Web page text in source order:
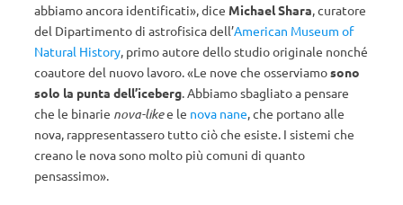
abbiamo ancora identificati», dice Michael Shara, curatore
del Dipartimento di astrofisica dell’American Museum of
Natural History, primo autore dello studio originale nonché
coautore del nuovo lavoro. «Le nove che osserviamosono
solo la punta dell’iceberg. Abbiamo sbagliato a pensare
che le binarie nova-likee le nova nane, che portano alle
nova, rappresentassero tutto ciò che esiste. I sistemi che
creano le nova sono molto più comuni di quanto
pensassimo».